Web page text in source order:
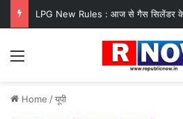
Menu
Home /यूपी